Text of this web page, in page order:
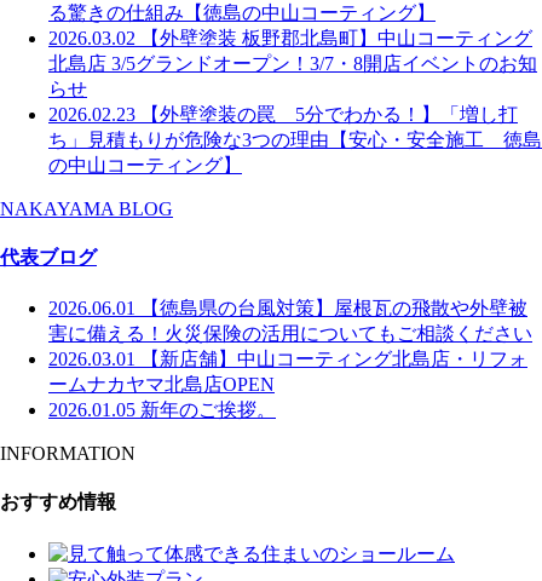
る驚きの仕組み【徳島の中山コーティング】
2026.03.02
【外壁塗装 板野郡北島町】中山コーティング
北島店 3/5グランドオープン！3/7・8開店イベントのお知
らせ
2026.02.23
【外壁塗装の罠 5分でわかる！】「増し打
ち」見積もりが危険な3つの理由【安心・安全施工 徳島
の中山コーティング】
NAKAYAMA BLOG
代表ブログ
2026.06.01
【徳島県の台風対策】屋根瓦の飛散や外壁被
害に備える！火災保険の活用についてもご相談ください
2026.03.01
【新店舗】中山コーティング北島店・リフォ
ームナカヤマ北島店OPEN
2026.01.05 新年のご挨拶。
INFORMATION
おすすめ情報